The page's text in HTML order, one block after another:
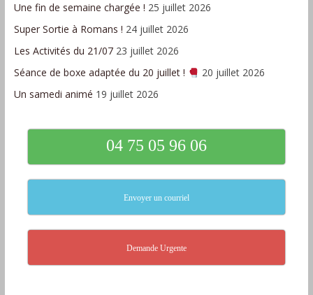
Une fin de semaine chargée ! 25 juillet 2026
Super Sortie à Romans ! 24 juillet 2026
Les Activités du 21/07 23 juillet 2026
Séance de boxe adaptée du 20 juillet !
20 juillet 2026
Un samedi animé 19 juillet 2026
04 75 05 96 06
Envoyer un courriel
Demande Urgente